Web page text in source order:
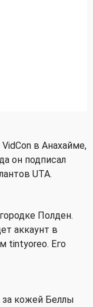
в Анахайме,
он подписал
UTA.
Полден.
аккаунт в
tintyoreo. Его
за кожей Беллы